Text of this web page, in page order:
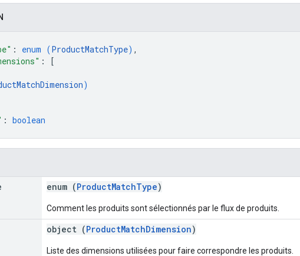
: enum (ProductMatchType) ,
:
[
)
: boolean
enum (ProductMatchType)
Comment les produits sont sélectionnés par le flux de produits.
object (ProductMatchDimension)
Liste des dimensions utilisées pour faire correspondre les produits.